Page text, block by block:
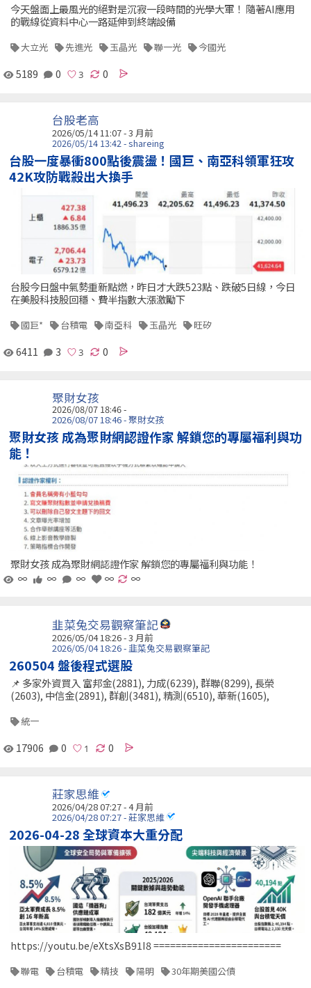
今天盤面上最風光的絕對是沉寂一段時間的光學大軍！ 隨著AI應用
的戰線從資料中心一路延伸到終端設備
大立光 先進光 玉晶光 聯一光 今國光
5189 0 0
台股老高
2026/05/14 11:07 - 3 月前
2026/05/14 13:42 - shareing
台股一度暴衝800點後震盪！國巨、南亞科領軍狂攻
42K攻防戰殺出大換手
台股今日盤中氣勢重新點燃，昨日才大跌523點、跌破5日線，今日
在美股科技股回穩、費半指數大漲激勵下
國巨* 台積電 南亞科 玉晶光 旺矽
6411 3 0
聚財女孩
2026/08/07 18:46 -
2026/08/07 18:46 - 聚財女孩
聚財女孩 成為聚財網認證作家 解鎖您的專屬福利與功
能！
聚財女孩 成為聚財網認證作家 解鎖您的專屬福利與功能！
∞
∞ ∞ ∞ ∞
韭菜兔交易觀察筆記
2026/05/04 18:26 - 3 月前
2026/05/04 18:26 - 韭菜兔交易觀察筆記
260504 盤後程式選股
📌 多家外資買入 富邦金(2881), 力成(6239), 群聯(8299), 長榮
(2603), 中信金(2891), 群創(3481), 精測(6510), 華新(1605),
統一
17906 0 0
莊家思維
2026/04/28 07:27 - 4 月前
2026/04/28 07:27 - 莊家思維
2026-04-28 全球資本大重分配
https://youtu.be/eXtsXsB91I8 =======================
聯電 台積電 精技 陽明 30年期美國公債